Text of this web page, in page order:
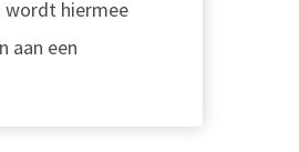
wordt hiermee
aan een